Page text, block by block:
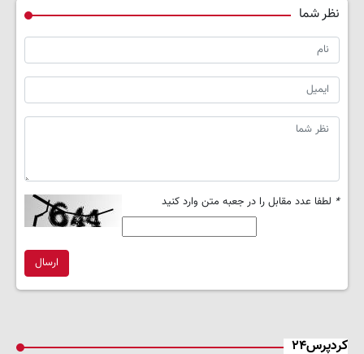
نظر شما
* لطفا عدد مقابل را در جعبه متن وارد کنید
ارسال
کردپرس۲۴